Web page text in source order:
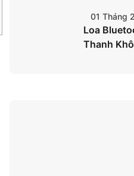
01 Tháng
Loa
Thanh